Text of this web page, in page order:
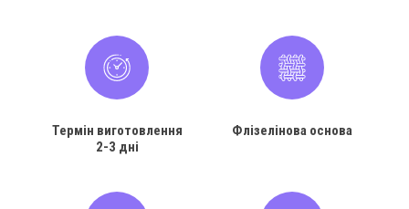
Термін виготовлення
2-3 дні
Флізелінова основа